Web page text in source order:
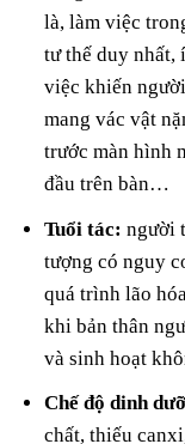
là, làm việc
tư thế duy nhất,
việc khiến
mang vác vật
trước màn hình
đầu trên bàn…
Tuổi tác: người
tượng có nguy
quá trình lão
khi bản thân
và sinh hoạt
Chế độ dinh
chất, thiếu